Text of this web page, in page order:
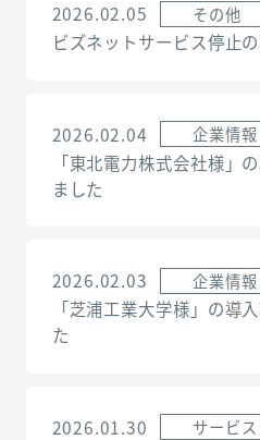
2026.02.05 その他
ビズネットサービス停止
2026.02.04 企業情報
「東北電力株式会社様」
ました
2026.02.03 企業情報
「芝浦工業大学様」の導
た
2026.01.30 サービ